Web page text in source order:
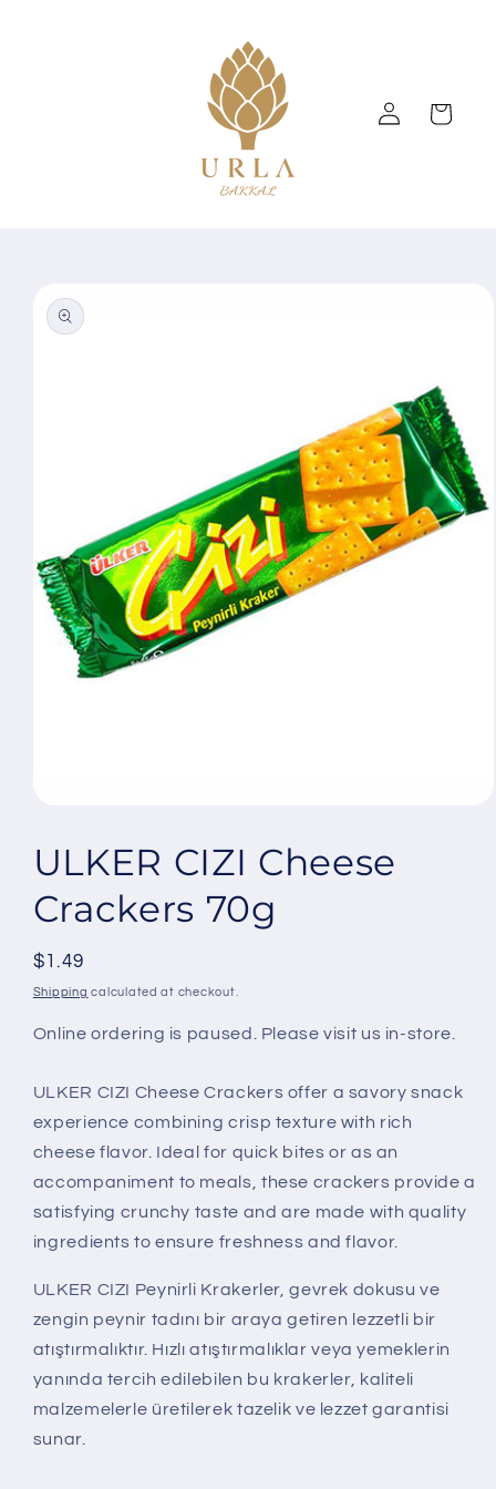
Log
in
Cart
product
information
modal
ULKER CIZI Cheese
Crackers 70g
Regular
price
$1.49
Shipping calculated at checkout.
Online ordering is paused. Please visit us in-store.
ULKER CIZI Cheese Crackers offer a savory snack
experience combining crisp texture with rich
cheese flavor. Ideal for quick bites or as an
accompaniment to meals, these crackers provide a
satisfying crunchy taste and are made with quality
ingredients to ensure freshness and flavor.
ULKER CIZI Peynirli Krakerler, gevrek dokusu ve
zengin peynir tadını bir araya getiren lezzetli bir
atıştırmalıktır. Hızlı atıştırmalıklar veya yemeklerin
yanında tercih edilebilen bu krakerler, kaliteli
malzemelerle üretilerek tazelik ve lezzet garantisi
sunar.